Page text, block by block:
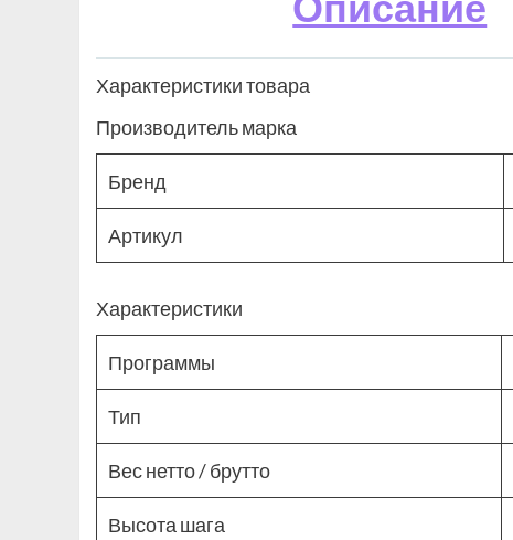
Характеристики товара
Производитель марка
Бренд
Артикул
Характеристики
Программы
Тип
Вес нетто / брутто
Высота шага